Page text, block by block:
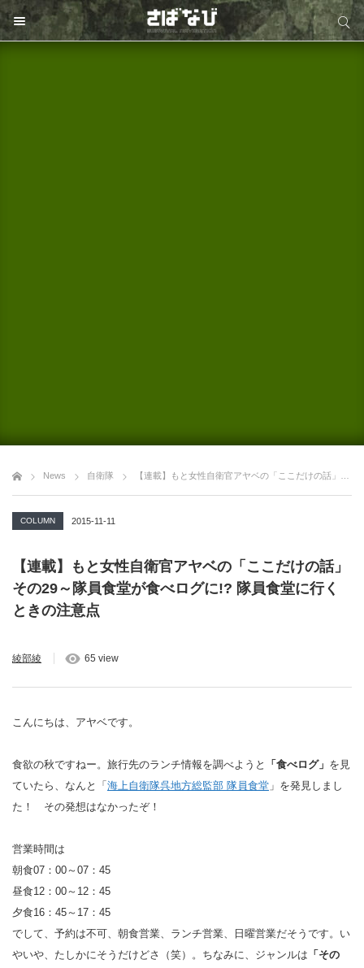
サイト内検索
News 自衛隊 【連載】もと女性自衛官アヤベの「ここだけの話」その29～隊員食堂が食べログに!? 隊員食堂に行くときの注意点
COLUMN 2015-11-11
【連載】もと女性自衛官アヤベの「ここだけの話」
その29～隊員食堂が食べログに!? 隊員食堂に行く
ときの注意点
綾部綾 65 view
こんにちは、アヤベです。
食欲の秋ですねー。旅行先のランチ情報を調べようと 「食べログ」 を見
ていたら、なんと「 海上自衛隊呉地方総監部 隊員食堂 」を発見しまし
た！ その発想はなかったぞ！
営業時間は
朝食07：00～07：45
昼食12：00～12：45
夕食16：45～17：45
でして、予約は不可、朝食営業、ランチ営業、日曜営業だそうです。い
やいや、たしかにそうだけどさ（笑）。ちなみに、ジャンルは 「その